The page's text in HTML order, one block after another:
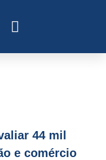
44 mil
e comércio